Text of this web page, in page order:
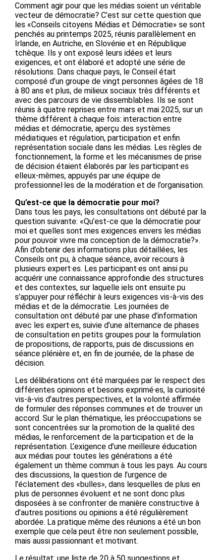
Comment agir pour que les médias soient un véritable
vecteur de démocratie? C’est sur cette question que
les «Conseils citoyens Médias et Démocratie» se sont
penchés au printemps 2025, réunis parallèlement en
Irlande, en Autriche, en Slovénie et en République
tchèque. Ils y ont exposé leurs idées et leurs
exigences, et ont élaboré et adopté une série de
résolutions. Dans chaque pays, le Conseil était
composé d’un groupe de vingt personnes âgées de 18
à 80 ans et plus, de milieux sociaux très différents et
avec des parcours de vie dissemblables. Ils se sont
réunis à quatre reprises entre mars et mai 2025, sur un
thème différent à chaque fois: interaction entre
médias et démocratie, aperçu des systèmes
médiatiques et régulation, participation et enfin
représentation sociale dans les médias. Les règles de
fonctionnement, la forme et les mécanismes de prise
de décision étaient élaborés par les participant·es
elleux-mêmes, appuyés par une équipe de
professionnel·les de la modération et de l’organisation.
Qu’est-ce que la démocratie pour moi?
Dans tous les pays, les consultations ont débuté par la
question suivante: «Qu’est-ce que la démocratie pour
moi et quelles sont mes exigences envers les médias
pour pouvoir vivre ma conception de la démocratie?».
Afin d’obtenir des informations plus détaillées, les
Conseils ont pu, à chaque séance, avoir recours à
plusieurs expert·es. Les participant·es ont ainsi pu
acquérir une connaissance approfondie des structures
et des contextes, sur laquelle iels ont ensuite pu
s’appuyer pour réfléchir à leurs exigences vis-à-vis des
médias et de la démocratie. Les journées de
consultation ont débuté par une phase d’information
avec les expert·es, suivie d’une alternance de phases
de consultation en petits groupes pour la formulation
de propositions, de rapports, puis de discussions en
séance plénière et, en fin de journée, de la phase de
décision.
Les délibérations ont été marquées par le respect des
différentes opinions et besoins exprimé·es, la curiosité
vis-à-vis d’autres perspectives, et la volonté affirmée
de formuler des réponses communes et de trouver un
accord. Sur le plan thématique, les préoccupations se
sont concentrées sur la promotion de la qualité des
médias, le renforcement de la participation et de la
représentation. L’exigence d’une meilleure éducation
aux médias pour toutes les générations a été
également un thème commun à tous les pays. Au cours
des discussions, la question de l’urgence de
l’éclatement des «bulles», dans lesquelles de plus en
plus de personnes évoluent et ne sont donc plus
disposées à se confronter de manière constructive à
d’autres positions ou opinions a été régulièrement
abordée. La pratique même des réunions a été un bon
exemple que cela peut être non seulement possible,
mais aussi passionnant et motivant.